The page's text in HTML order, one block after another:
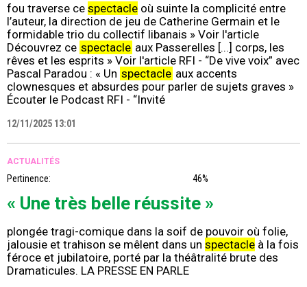
fou traverse ce spectacle où suinte la complicité entre
l’auteur, la direction de jeu de Catherine Germain et le
formidable trio du collectif libanais » Voir l'article
Découvrez ce spectacle aux Passerelles [...] corps, les
rêves et les esprits » Voir l'article RFI - “De vive voix” avec
Pascal Paradou : « Un spectacle aux accents
clownesques et absurdes pour parler de sujets graves »
Écouter le Podcast RFI - “Invité
12/11/2025 13:01
ACTUALITÉS
Pertinence: 46%
« Une très belle réussite »
plongée tragi-comique dans la soif de pouvoir où folie,
jalousie et trahison se mêlent dans un spectacle à la fois
féroce et jubilatoire, porté par la théâtralité brute des
Dramaticules. LA PRESSE EN PARLE